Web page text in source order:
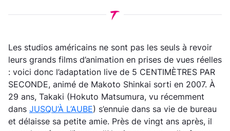
Les studios américains ne sont pas les seuls à revoir
leurs grands films d’animation en prises de vues réelles
: voici donc l’adaptation live de 5 CENTIMÈTRES PAR
SECONDE, animé de Makoto Shinkai sorti en 2007. À
29 ans, Takaki (Hokuto Matsumura, vu récemment
dans JUSQU’À L’AUBE) s’ennuie dans sa vie de bureau
et délaisse sa petite amie. Près de vingt ans après, il